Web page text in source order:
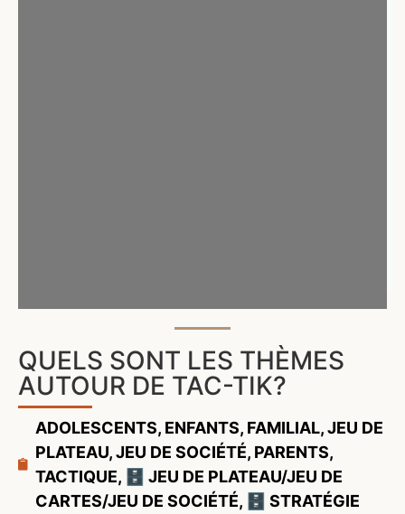
QUELS SONT LES THÈMES
AUTOUR DE TAC-TIK?
ADOLESCENTS, ENFANTS, FAMILIAL,JEU DE
PLATEAU,JEU DE SOCIÉTÉ, PARENTS,
TACTIQUE,
🗄️ JEU DE PLATEAU/JEU DE
CARTES/JEU DE SOCIÉTÉ, 🗄️ STRATÉGIE